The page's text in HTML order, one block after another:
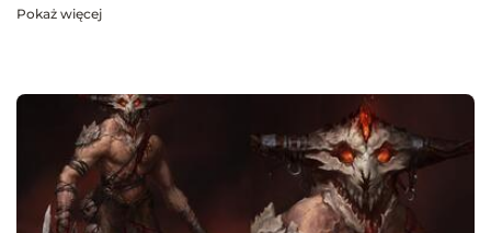
Na blogu CG Wisdom znajdziesz praktyczne porady, inspiracje oraz
które pomagają tworzyć profesjonalne i fotorealistyczne wizualizacje.
Dowiesz się również, jak sztuczna inteligencja zmienia pracę
projektantów, jakie są najlepsze praktyki w renderingu oraz jak
optymalizować proces projektowy. Śledź nasz blog, aby pozostać na
bieżąco z technologią i rozwijać swoje umiejętności w projektowaniu
przestrzeni i wizualizacji 3D!
Pokaż więcej